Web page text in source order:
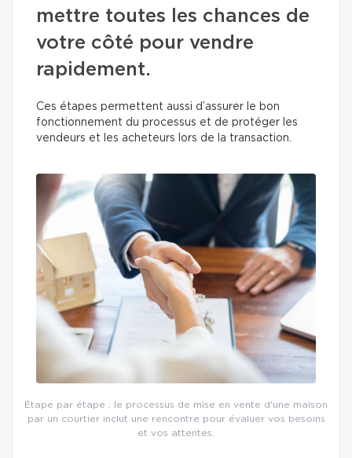
mettre toutes les chances de
votre côté pour vendre
rapidement.
Ces étapes permettent aussi d’assurer le bon
fonctionnement du processus et de protéger les
vendeurs et les acheteurs lors de la transaction.
Étape par étape : le processus de mise en vente d'une maison
par un courtier inclut une rencontre pour évaluer vos besoins
et vos attentes.